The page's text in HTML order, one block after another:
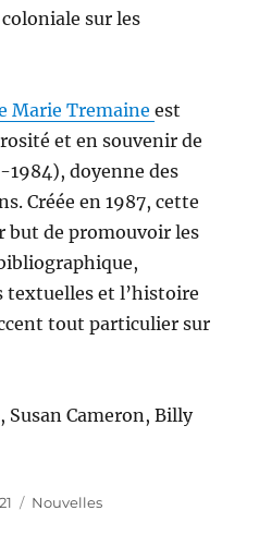
sur les
Marie Tremaineest
et en souvenir de
doyenne des
Créée en 1987, cette
but de promouvoir les
textuelles et l’histoire
tout particulier sur
Susan Cameron, Billy
Catégories
Nouvelles